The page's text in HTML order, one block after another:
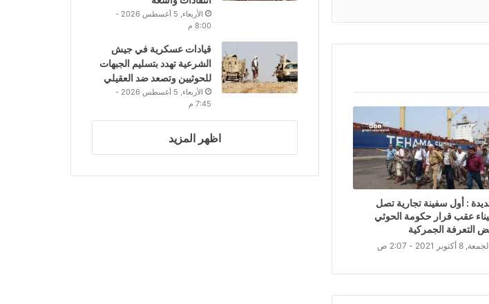
: أول سفينة تجارية تصل
عقب قرار حكومة الحوثي
التعرفة الجمركية
8 أكتوبر 2021 - 2:07 ص
الأربعاء, 5 أغسطس 2026 -
8:00 م
قيادات عسكرية في جيش
الشرعية تهدد بتسليم الجبهات
للحوثيين وتصعد ضد العقيلي
الأربعاء, 5 أغسطس 2026 -
7:45 م
اظهر المزيد